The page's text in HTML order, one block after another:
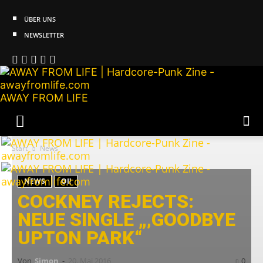
ÜBER UNS
NEWSLETTER
AWAY FROM LIFE
Start News
NEWS OI!
COCKNEY REJECTS:
NEUE SINGLE „‚GOODBYE
UPTON PARK“
Von Simon - 0